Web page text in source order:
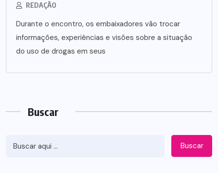
REDAÇÃO
Durante o encontro, os embaixadores vão trocar
informações, experiências e visões sobre a situação
do uso de drogas em seus
Buscar
Buscar